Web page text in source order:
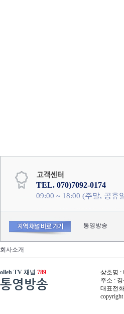
TEL. 070)7092-0174
09:00 ~ 18:00 (주말, 공휴
통영방송
회사소개
olleh TV 채널 789
통영방송
상호명 :
주소 :
대표전